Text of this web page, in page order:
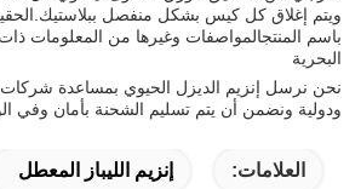
ويتم إغلاق كل كيس بشكل منفصل
باسم المنتجالمواصفات وغيرها من المعلومات
البحرية
نحن نرسل إنزيم الديزل الحيوي بمساعدة
ودولية ونضمن أن يتم تسليم الشحنة بأمان وفي
العلامات: إنزيم الليباز المعطل